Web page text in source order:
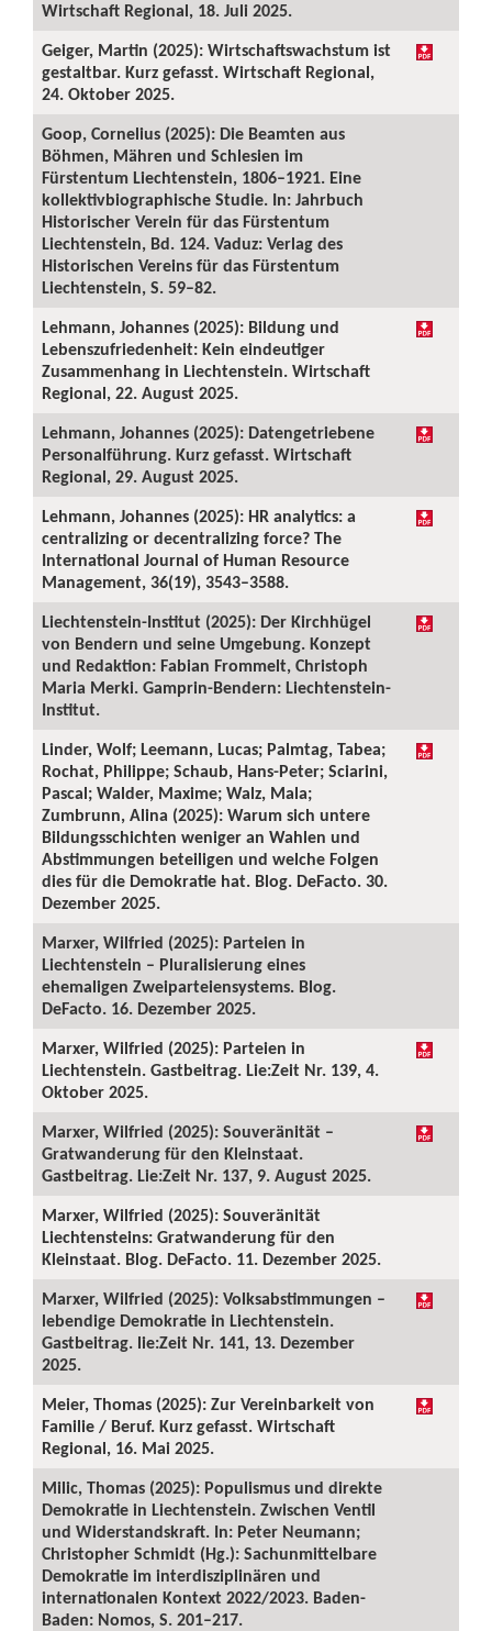
Wirtschaft Regional, 18. Juli 2025.
Geiger, Martin (2025): Wirtschaftswachstum ist
gestaltbar. Kurz gefasst. Wirtschaft Regional,
24. Oktober 2025.
Goop, Cornelius (2025): Die Beamten aus
Böhmen, Mähren und Schlesien im
Fürstentum Liechtenstein, 1806–1921. Eine
kollektivbiographische Studie. In: Jahrbuch
Historischer Verein für das Fürstentum
Liechtenstein, Bd. 124. Vaduz: Verlag des
Historischen Vereins für das Fürstentum
Liechtenstein, S. 59–82.
Lehmann, Johannes (2025): Bildung und
Lebenszufriedenheit: Kein eindeutiger
Zusammenhang in Liechtenstein. Wirtschaft
Regional, 22. August 2025.
Lehmann, Johannes (2025): Datengetriebene
Personalführung. Kurz gefasst. Wirtschaft
Regional, 29. August 2025.
Lehmann, Johannes (2025): HR analytics: a
centralizing or decentralizing force? The
International Journal of Human Resource
Management, 36(19), 3543–3588.
Liechtenstein-Institut (2025): Der Kirchhügel
von Bendern und seine Umgebung. Konzept
und Redaktion: Fabian Frommelt, Christoph
Maria Merki. Gamprin-Bendern: Liechtenstein-
Institut.
Linder, Wolf; Leemann, Lucas; Palmtag, Tabea;
Rochat, Philippe; Schaub, Hans-Peter; Sciarini,
Pascal; Walder, Maxime; Walz, Mala;
Zumbrunn, Alina (2025): Warum sich untere
Bildungsschichten weniger an Wahlen und
Abstimmungen beteiligen und welche Folgen
dies für die Demokratie hat. Blog. DeFacto. 30.
Dezember 2025.
Marxer, Wilfried (2025): Parteien in
Liechtenstein – Pluralisierung eines
ehemaligen Zweiparteiensystems. Blog.
DeFacto. 16. Dezember 2025.
Marxer, Wilfried (2025): Parteien in
Liechtenstein. Gastbeitrag. Lie:Zeit Nr. 139, 4.
Oktober 2025.
Marxer, Wilfried (2025): Souveränität –
Gratwanderung für den Kleinstaat.
Gastbeitrag. Lie:Zeit Nr. 137, 9. August 2025.
Marxer, Wilfried (2025): Souveränität
Liechtensteins: Gratwanderung für den
Kleinstaat. Blog. DeFacto. 11. Dezember 2025.
Marxer, Wilfried (2025): Volksabstimmungen –
lebendige Demokratie in Liechtenstein.
Gastbeitrag. lie:Zeit Nr. 141, 13. Dezember
2025.
Meier, Thomas (2025): Zur Vereinbarkeit von
Familie / Beruf. Kurz gefasst. Wirtschaft
Regional, 16. Mai 2025.
Milic, Thomas (2025): Populismus und direkte
Demokratie in Liechtenstein. Zwischen Ventil
und Widerstandskraft. In: Peter Neumann;
Christopher Schmidt (Hg.): Sachunmittelbare
Demokratie im interdisziplinären und
internationalen Kontext 2022/2023. Baden-
Baden: Nomos, S. 201–217.